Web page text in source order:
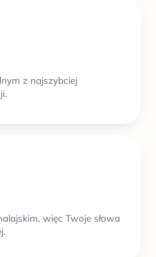
z najszybciej
więc Twoje słowa